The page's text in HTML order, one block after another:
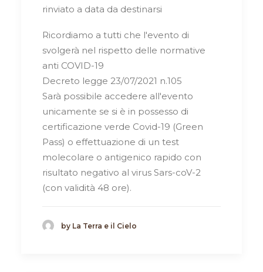
rinviato a data da destinarsi
Ricordiamo a tutti che l'evento di
svolgerà nel rispetto delle normative
anti COVID-19
Decreto legge 23/07/2021 n.105
Sarà possibile accedere all'evento
unicamente se si è in possesso di
certificazione verde Covid-19 (Green
Pass) o effettuazione di un test
molecolare o antigenico rapido con
risultato negativo al virus Sars-coV-2
(con validità 48 ore).
by La Terra e il Cielo